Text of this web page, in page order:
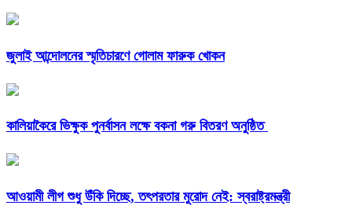
জুলাই আন্দোলনের স্মৃতিচারণে গোলাম ফারুক খোকন
কালিয়াকৈরে ভিক্ষুক পুনর্বাসন লক্ষে বকনা গরু বিতরণ অনুষ্ঠিত
আওয়ামী লীগ শুধু উঁকি দিচ্ছে, তৎপরতার মুরোদ নেই: স্বরাষ্ট্রমন্ত্রী